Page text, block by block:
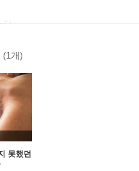
다
니다
티
않음
바뀌었다
려주는 것
모욕
(1개)
못했던